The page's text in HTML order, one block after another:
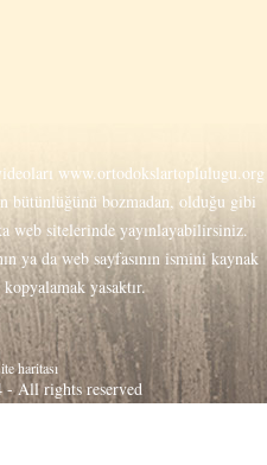
www.ortodokslartoplulugu.org
bütünlüğünü bozmadan, olduğu gibi
web sitelerinde yayınlayabilirsiniz.
ya da web sayfasının ismini kaynak
yasaktır.
haritası
All rights reserved